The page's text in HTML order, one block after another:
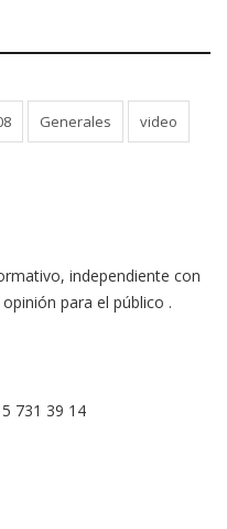
Generales video
independiente con
para el público .
731 39 14